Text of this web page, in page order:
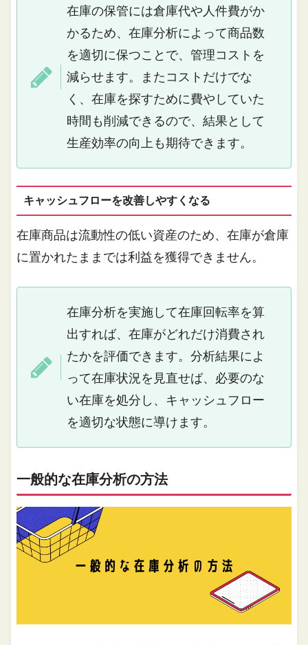
在庫の保管には倉庫代や人件費がか
かるため、在庫分析によって商品数
を適切に保つことで、管理コストを
減らせます。またコストだけでな
く、在庫を探すために費やしていた
時間も削減できるので、結果として
生産効率の向上も期待できます。
キャッシュフローを改善しやすくなる
在庫商品は流動性の低い資産のため、在庫が倉庫
に置かれたままでは利益を獲得できません。
在庫分析を実施して在庫回転率を算
出すれば、在庫がどれだけ消費され
たかを評価できます。分析結果によ
って在庫状況を見直せば、必要のな
い在庫を処分し、キャッシュフロー
を適切な状態に導けます。
一般的な在庫分析の方法